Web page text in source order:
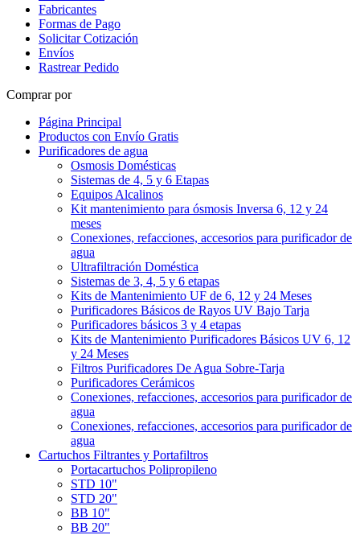
Fabricantes
Formas de Pago
Solicitar Cotización
Envíos
Rastrear Pedido
Comprar por
Página Principal
Productos con Envío Gratis
Purificadores de agua
Osmosis Domésticas
Sistemas de 4, 5 y 6 Etapas
Equipos Alcalinos
Kit mantenimiento para ósmosis Inversa 6, 12 y 24
meses
Conexiones, refacciones, accesorios para purificador de
agua
Ultrafiltración Doméstica
Sistemas de 3, 4, 5 y 6 etapas
Kits de Mantenimiento UF de 6, 12 y 24 Meses
Purificadores Básicos de Rayos UV Bajo Tarja
Purificadores básicos 3 y 4 etapas
Kits de Mantenimiento Purificadores Básicos UV 6, 12
y 24 Meses
Filtros Purificadores De Agua Sobre-Tarja
Purificadores Cerámicos
Conexiones, refacciones, accesorios para purificador de
agua
Conexiones, refacciones, accesorios para purificador de
agua
Cartuchos Filtrantes y Portafiltros
Portacartuchos Polipropileno
STD 10"
STD 20"
BB 10"
BB 20"